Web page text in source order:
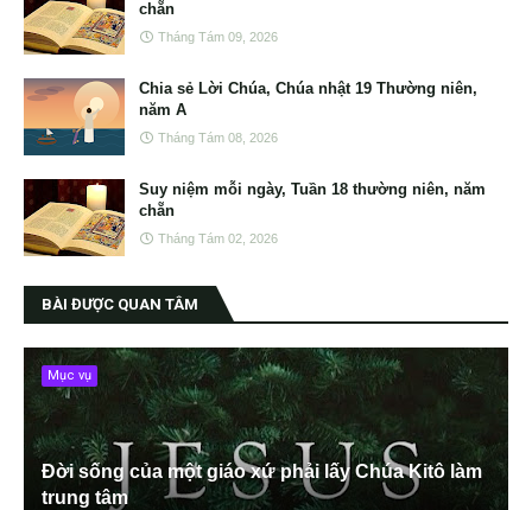
chẵn
Tháng Tám 09, 2026
Chia sẻ Lời Chúa, Chúa nhật 19 Thường niên,
năm A
Tháng Tám 08, 2026
Suy niệm mỗi ngày, Tuần 18 thường niên, năm
chẵn
Tháng Tám 02, 2026
BÀI ĐƯỢC QUAN TÂM
Mục vụ
Đời sống của một giáo xứ phải lấy Chúa Kitô làm
trung tâm